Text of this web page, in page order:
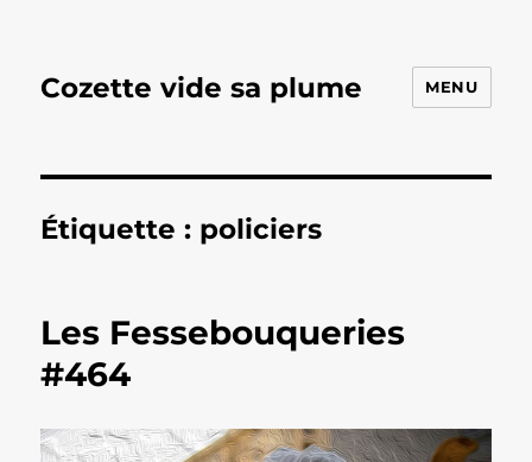
Cozette vide sa plume MENU
Étiquette : policiers
Les Fessebouqueries
#464